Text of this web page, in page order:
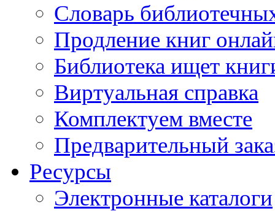
Словарь
Продление книг
Библиотека ищет
Виртуальная справка
Комплектуем вместе
Предварительный
Ресурсы
Электронные каталоги